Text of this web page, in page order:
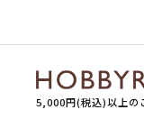
5,000円(税込)以上の